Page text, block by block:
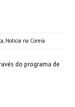
, Noticia na Coreia
do programa de